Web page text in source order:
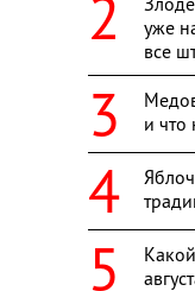
уже
все
и что